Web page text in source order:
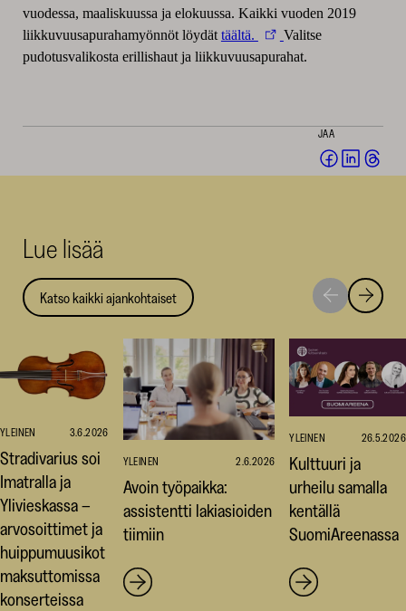
vuodessa, maaliskuussa ja elokuussa. Kaikki vuoden 2019
liikkuvuusapurahamyönnöt löydät täältä.
Valitse
pudotusvalikosta erillishaut ja liikkuvuusapurahat.
JAA
Jaa Jaa
Lue lisää
Katso kaikki ajankohtaiset
Siirry
seuraavaan
Siirry
YLEINEN 3.6.2026
Stradivarius soi
Imatralla ja
Ylivieskassa –
arvosoittimet ja
huippumuusikot
maksuttomissa
konserteissa
YLEINEN 2.6.2026
Avoin työpaikka:
assistentti lakiasioiden
tiimiin
YLEINEN 26.5.2026
Kulttuuri ja
urheilu samalla
kentällä
SuomiAreenassa